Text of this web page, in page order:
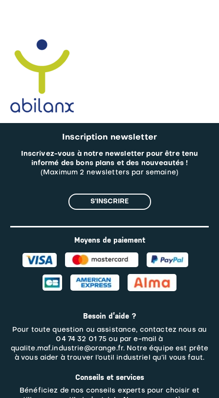
Inscription newsletter
Inscrivez-vous à notre newsletter pour être tenu
informé des bons plans et des nouveautés !
(Maximum 2 newsletters par semaine)
S’INSCRIRE
Moyens de paiement
Besoin d’aide ?
Pour toute question ou assistance, contactez nous au
04 74 32 01 75 ou par e-mail à
qualite.maf.industrie@orange.fr. Notre équipe est prête
à vous aider à trouver l’outil industriel qu’il vous faut.
Conseils et services
Bénéficiez de nos conseils experts pour choisir et